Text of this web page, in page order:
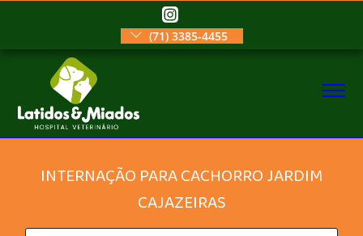
(71) 3385-4455
INTERNAÇÃO PARA CACHORRO JARDIM
CAJAZEIRAS